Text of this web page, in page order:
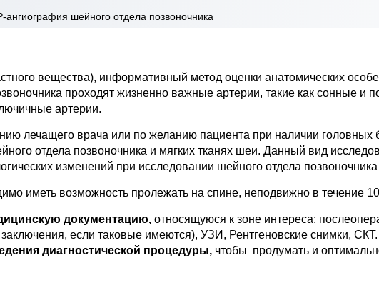
ангиография шейного отдела позвоночника
вещества), информативный метод оценки анатомических
проходят жизненно важные артерии, такие как сонные и
артерии.
лечащего врача или по желанию пациента при наличии головных
отдела позвоночника и мягких тканях шеи. Данный вид
изменений при исследовании шейного отдела
иметь возможность пролежать на спине, неподвижно в течение
документацию, относящуюся к зоне интереса:
если таковые имеются), УЗИ, Рентгеновские снимки,
диагностической процедуры, чтобы продумать и